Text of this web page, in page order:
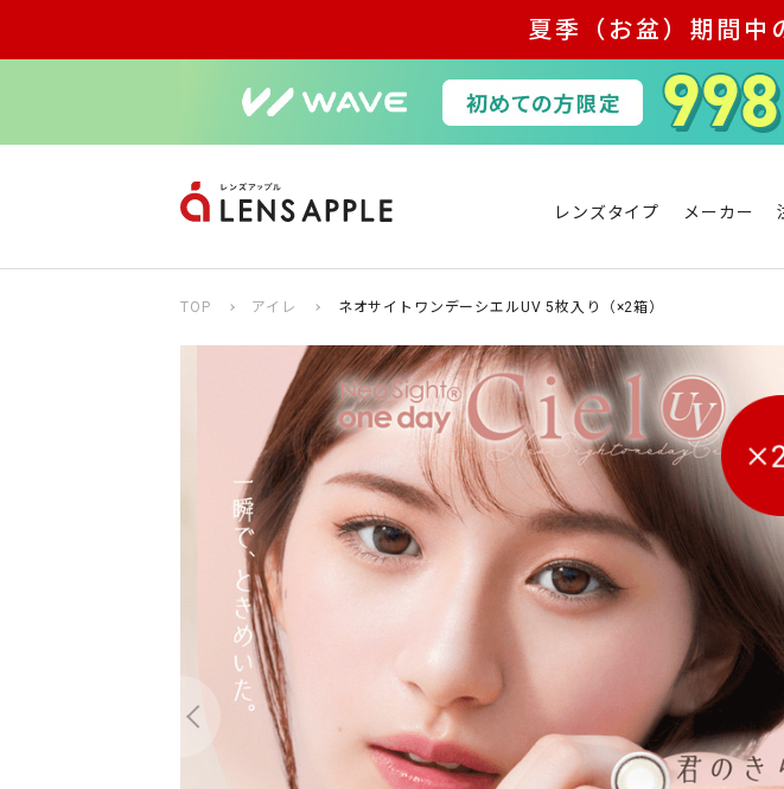
夏季（お盆）期間中
レンズタイプ メーカー
TOP アイレ ネオサイトワンデーシエルUV 5枚入り（×2箱）